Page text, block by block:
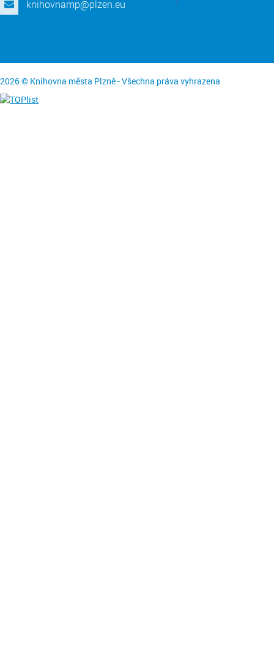
knihovnamp@plzen.eu
2026 © Knihovna města Plzně - Všechna práva vyhrazena